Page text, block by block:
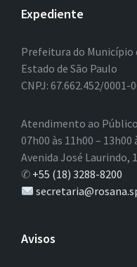
Expediente
Prefeitura do Município
Estado de São Paulo
CNPJ: 67.662.452/0001-
Atendimento ao
07h00 às 11h00 – 13h00
Avenida José Laurindo,
✆ +55 (18) 3288-8200
Avisos